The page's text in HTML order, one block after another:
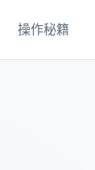
操作秘籍